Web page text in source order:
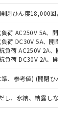
閉ひん度18,000回/h)
荷 AC250V 5A、開
荷 DC30V 5A、開閉
負荷 AC250V 2A、開
負荷 DC30V 2A、開
準、参考値) (開閉ひん
、氷結、結露しない
はお客
当のオ
売員に
販売拠
ご確認
たは開
ーテル類
ヘキシ
酸ブチ
ジブチル
チル
に対する
超える意
予定
化ビフェ
ルエーテ
ベンジ
てが基
害物
は、完
されな
サイ
その他
に一切
売する
容を当
社は、
者が違
あり
つ
、ま
制御
ご確